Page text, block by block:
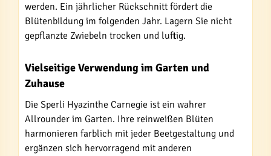
werden. Ein jährlicher Rückschnitt fördert die
Blütenbildung im folgenden Jahr. Lagern Sie nicht
gepflanzte Zwiebeln trocken und luftig.
Vielseitige Verwendung im Garten und
Zuhause
Die Sperli Hyazinthe Carnegie ist ein wahrer
Allrounder im Garten. Ihre reinweißen Blüten
harmonieren farblich mit jeder Beetgestaltung und
ergänzen sich hervorragend mit anderen